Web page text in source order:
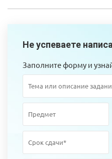
Не успеваете
Заполните форму и